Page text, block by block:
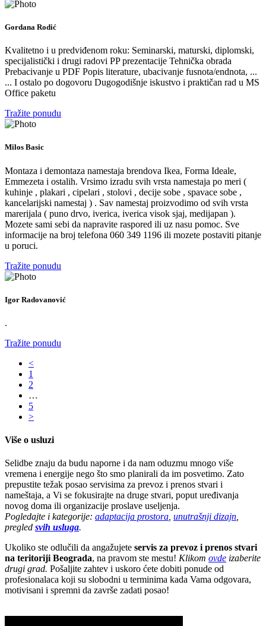
Gordana Rodić
Kvalitetno i u predviđenom roku: Seminarski, maturski, diplomski,
specijalistički i drugi radovi PP prezentacije Tehnička obrada
Prebacivanje u PDF Popis literature, ubacivanje fusnota/endnota, ...
... I ostalo po dogovoru Dugogodišnje iskustvo i praktičan rad u MS
Office paketu
Tražite ponudu
Milos Basic
Montaza i demontaza namestaja brendova Ikea, Forma Ideale,
Emmezeta i ostalih. Vrsimo izradu svih vrsta namestaja po meri (
kuhinje , plakari , cipelari , stolovi , decije sobe , spavace sobe ,
kancelarijski namestaj ) . Sav namestaj proizvodimo od svih vrsta
marerijala ( puno drvo, iverica, iverica visok sjaj, medijapan ).
Mozete sami sebi da napravite raspored ili uz nasu pomoc. Sve
informacije na broj telefona 060 349 1196 ili mozete postaviti pitanje
u poruci.
Tražite ponudu
Igor Radovanović
.
Tražite ponudu
<
1
2
…
5
>
Više o usluzi
Selidbe znaju da budu naporne i da nam oduzmu mnogo više
vremena i energije nego što smo planirali da im posvetimo. Zato
prepustite težak posao servisima za prevoz i prenos stvari i
nameštaja, a Vi se fokusirajte na druge stvari, poput uređivanja
novog doma ili organizacije proslave useljenja.
Pogledajte i kategorije: adaptacija prostora unutrašnji dizajn
pregled svih usluga.
Ukoliko ste odlučili da angažujete servis za prevoz i prenos stvari
na teritoriji Beograda, na pravom ste mestu! Klikom ovde izaberite
drugi grad. Pošaljite zahtev i uskoro ćete dobiti ponude od
profesionalaca koji su slobodni u terminima kada Vama odgovara,
motivisani i spremni da završe zadati posao!